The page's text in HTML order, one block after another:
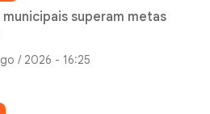
municipais superam metas
/ 2026 - 16:25